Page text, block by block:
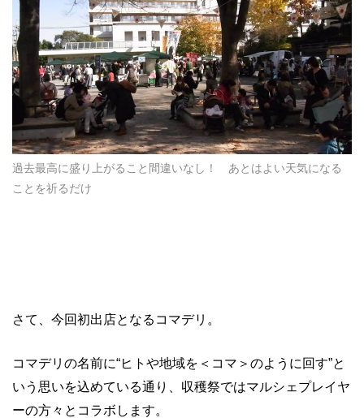
過去最高に盛り上がること間違いなし！ あとはよい天気になる
ことを祈るだけ
さて、今回初出店となるコマデリ。
コマデリの名前に“ヒトや地域を＜コマ＞のように回す”と
いう思いを込めている通り、収穫祭ではマルシェプレイヤ
ーの方々とコラボします。